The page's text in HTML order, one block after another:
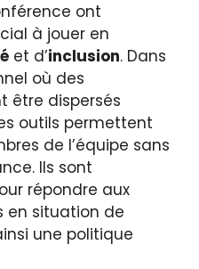
ont
à jouer en
et d’inclusion. Dans
où des
être dispersés
outils permettent
de l’équipe sans
Ils sont
répondre aux
en situation de
une politique